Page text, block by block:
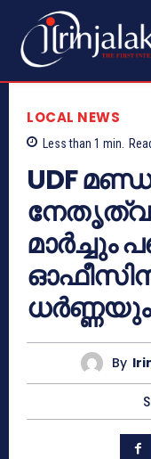
LOCAL NEWS
Less than 1 min.
UDF
മാര്‍ച്ചും
ധര്‍ണ്ണയും
By